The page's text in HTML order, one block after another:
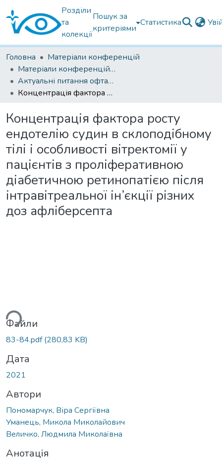
Розділи
та
колекції
Пошук за
критеріями
Статистика
Головна
Матеріали конференцій
Матеріали конференцій Інституту Філатова
Актуальні питання офтальмології 2021
Концентрація фактора росту ендотелію судин в склоподібному тілі і особливості вітректомії у пацієнтів з проліферативною діабетичною ретинопатією після інтравітреальної ін’єкції різних доз афліберсепта
Концентрація фактора росту
ендотелію судин в склоподібному
тілі і особливості вітректомії у
пацієнтів з проліферативною
діабетичною ретинопатією після
інтравітреальної ін’єкції різних
доз афліберсепта
Файли
83-84.pdf(280,83 KB)
Дата
2021
Автори
Пономарчук, Віра Сергіївна
Уманець, Микола Миколайович
Величко, Людмила Миколаївна
Анотація